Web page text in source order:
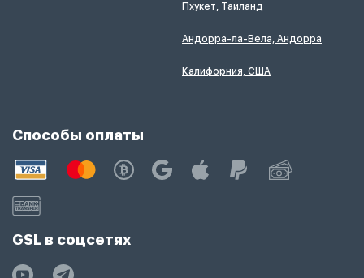
Пхукет, Таиланд
Андорра-ла-Вела, Андорра
Калифорния, США
Способы оплаты
GSL в соцсетях